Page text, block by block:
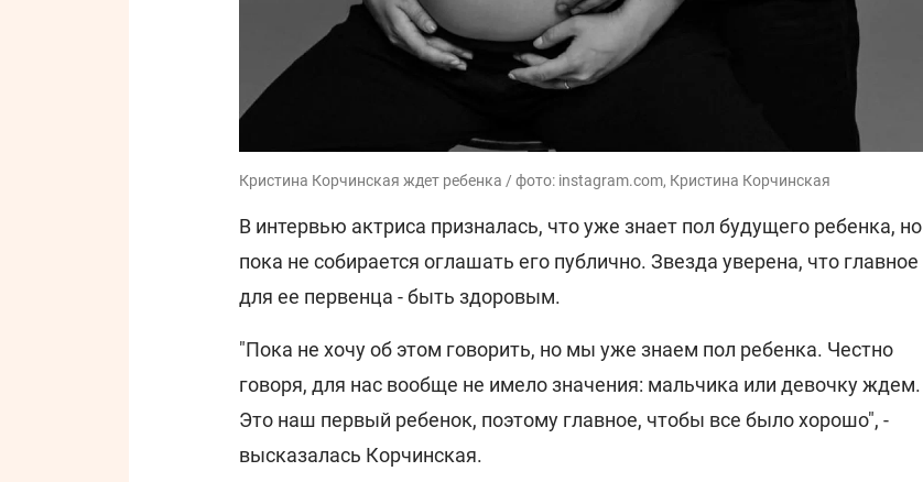
Кристина Корчинская ждет ребенка / фото: instagram.com, Кристина Корчинская
В интервью актриса призналась, что уже знает пол будущего ребенка, но
пока не собирается оглашать его публично. Звезда уверена, что главное
для ее первенца - быть здоровым.
"Пока не хочу об этом говорить, но мы уже знаем пол ребенка. Честно
говоря, для нас вообще не имело значения: мальчика или девочку ждем.
Это наш первый ребенок, поэтому главное, чтобы все было хорошо", -
высказалась Корчинская.